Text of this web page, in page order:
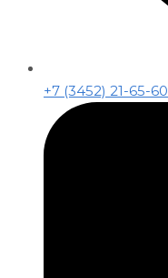
+7 (3452) 21-65-60